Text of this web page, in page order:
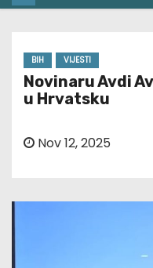
BIH VIJESTI
Novinaru Avdi
u Hrvatsku
Nov 12, 2025